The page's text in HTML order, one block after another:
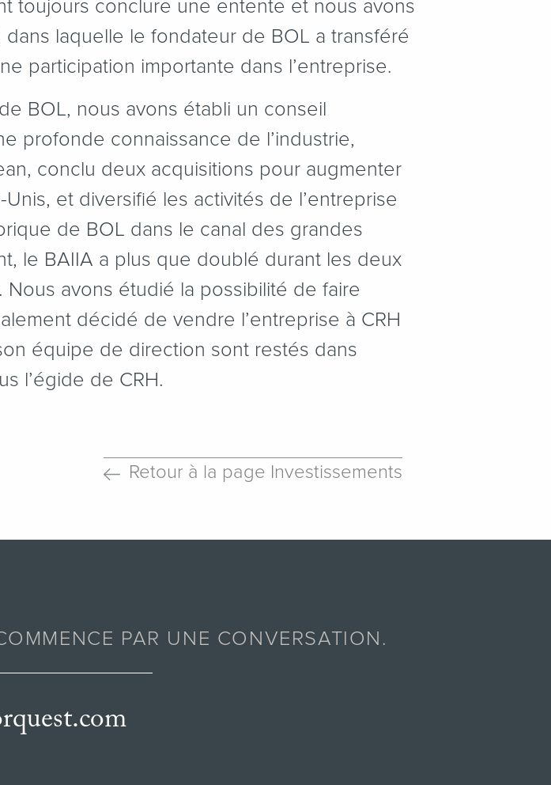
toujours conclure une entente et nous avons
laquelle le fondateur de BOL a transféré
participation importante dans l’entreprise.
BOL, nous avons établi un conseil
profonde connaissance de l’industrie,
conclu deux acquisitions pour augmenter
et diversifié les activités de l’entreprise
de BOL dans le canal des grandes
le BAIIA a plus que doublé durant les deux
avons étudié la possibilité de faire
décidé de vendre l’entreprise à CRH
équipe de direction sont restés dans
l’égide de CRH.
Retour à la page Investissements
PAR UNE CONVERSATION.